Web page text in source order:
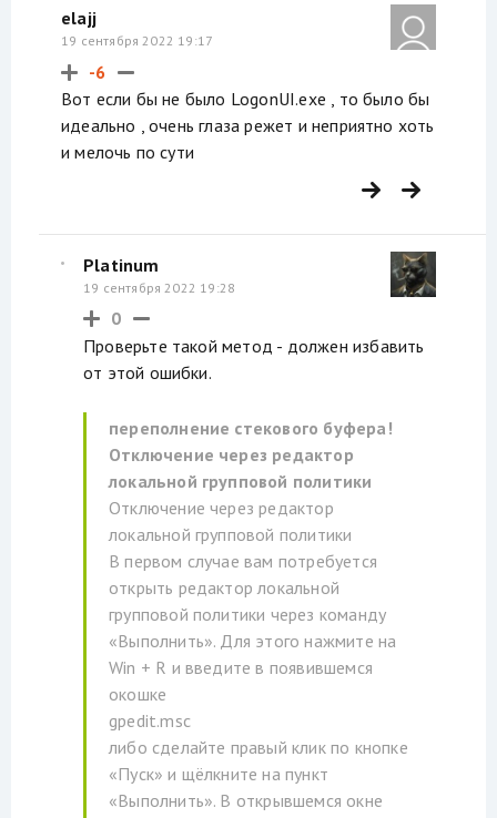
elajj
19 сентября 2022 19:17
-6
Вот если бы не было LogonUI.exe , то было бы
идеально , очень глаза режет и неприятно хоть
и мелочь по сути
Platinum
19 сентября 2022 19:28
0
Проверьте такой метод - должен избавить
от этой ошибки.
переполнение стекового буфера!
Отключение через редактор
локальной групповой политики
Отключение через редактор
локальной групповой политики
В первом случае вам потребуется
открыть редактор локальной
групповой политики через команду
«Выполнить». Для этого нажмите на
Win + R и введите в появившемся
окошке
gpedit.msc
либо сделайте правый клик по кнопке
«Пуск» и щёлкните на пункт
«Выполнить». В открывшемся окне